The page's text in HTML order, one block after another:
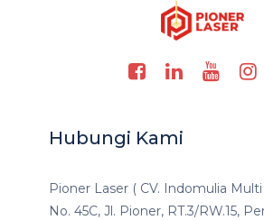
Hubungi Kami
Pioner Laser ( CV. Indomulia Multi
No. 45C, Jl. Pioner, RT.3/RW.15,